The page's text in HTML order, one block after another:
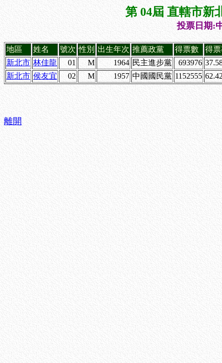
第 04屆 直轄市新
投票日期:
地區 姓名 號次 性別 出生年次 推薦政黨 得票數
得
新北市 林佳龍 01 M 1964 民主進步黨 693976
新北市 侯友宜 02 M 1957 中國國民黨 1152555
離開